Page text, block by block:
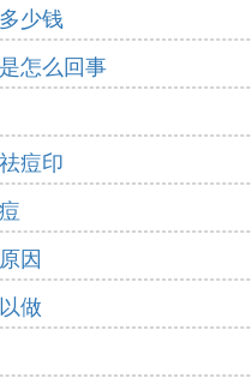
少钱
怎么回事
痘印
因
做